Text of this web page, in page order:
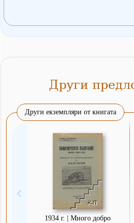
Други
Други екземпляри от книгата
1934 г. | Много добро